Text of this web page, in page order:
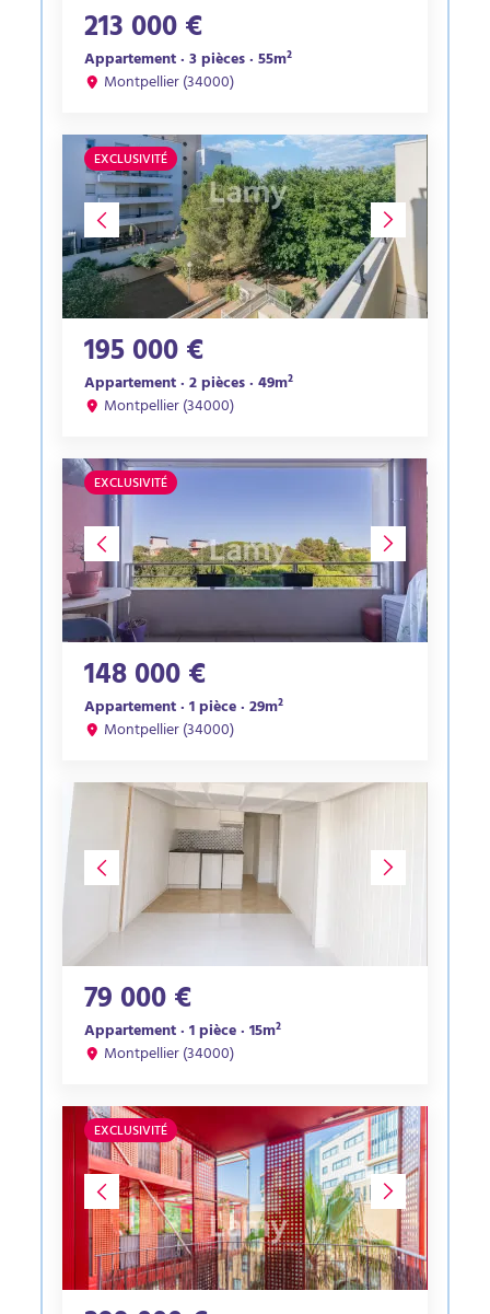
213 000 €
Appartement · 3 pièces · 55m²
Montpellier (34000)
EXCLUSIVITÉ
195 000 €
Appartement · 2 pièces · 49m²
Montpellier (34000)
EXCLUSIVITÉ
148 000 €
Appartement · 1 pièce · 29m²
Montpellier (34000)
79 000 €
Appartement · 1 pièce · 15m²
Montpellier (34000)
EXCLUSIVITÉ